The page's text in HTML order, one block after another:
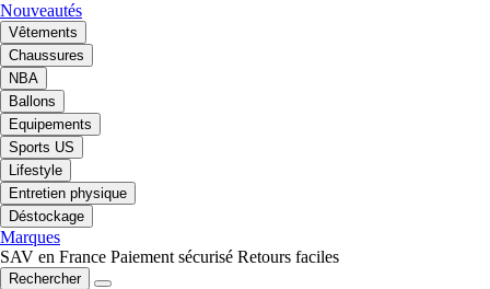
Nouveautés
Vêtements
Chaussures
NBA
Ballons
Equipements
Sports US
Lifestyle
Entretien physique
Déstockage
Marques
SAV en France Paiement sécurisé Retours faciles
Rechercher